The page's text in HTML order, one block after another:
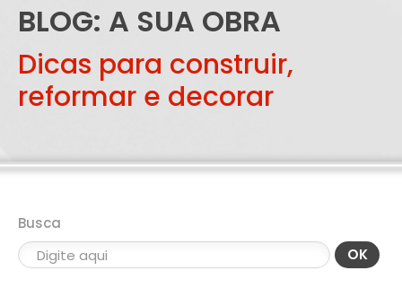
BLOG: A SUA OBRA
Dicas para construir,
reformar e decorar
Busca
OK